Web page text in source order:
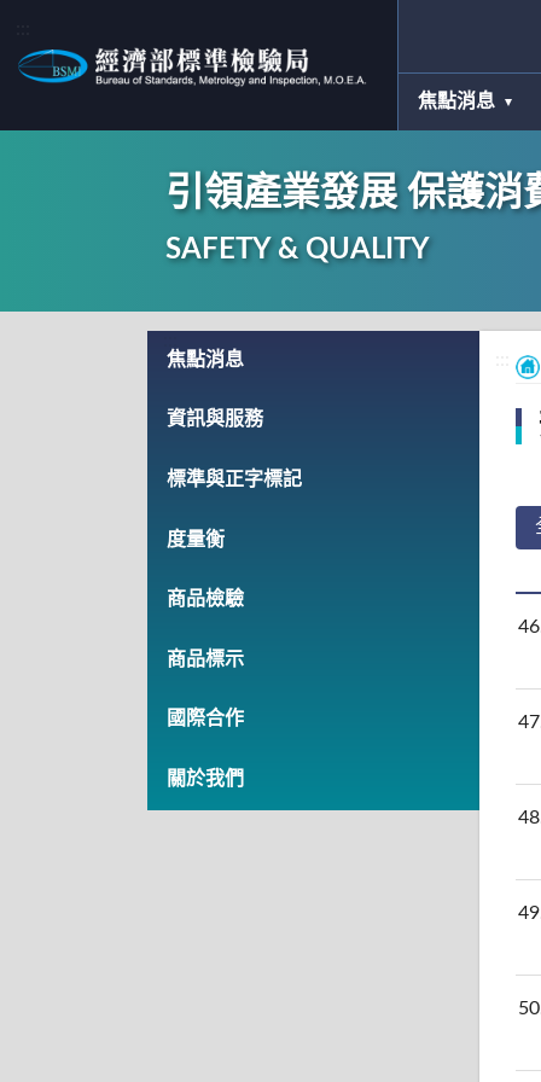
焦點消息
引領產業發展 保護消
SAFETY & QUALITY
焦點消息
資訊與服務
標準與正字標記
度量衡
商品檢驗
商品標示
國際合作
關於我們
46
47
48
49
50